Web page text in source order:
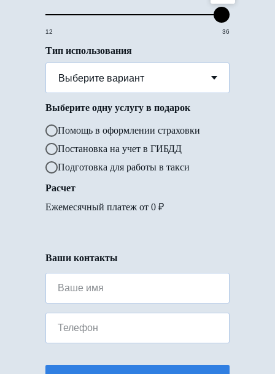
12 36
Тип использования
Выберите одну услугу в подарок
Помощь в оформлении страховки
Постановка на учет в ГИБДД
Подготовка для работы в такси
Расчет
Ежемесячный платеж от 0 ₽
Ваши контакты
Ваше имя
Телефон